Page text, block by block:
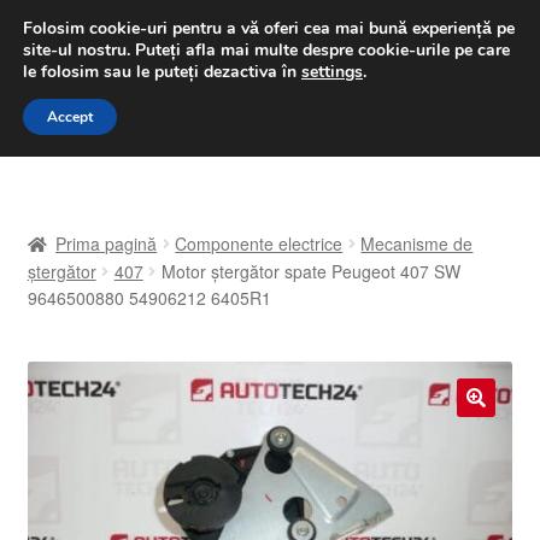
LIVRARE de la 33 lei
luni-vineri 9 a.m. - 4 p.m.031 229 6816
Sari
Sari
A lua legatura
Coș
Finalizare comandă
Prima pagină Componente electrice
Mecanisme de
ștergător
407
Motor ștergător spate Peugeot 407 SW
9646500880 54906212 6405R1
Folosim cookie-uri pentru a vă oferi cea mai bună experiență pe
site-ul nostru. Puteți afla mai multe despre cookie-urile pe care
le folosim sau le puteți dezactiva în settings.
Accept